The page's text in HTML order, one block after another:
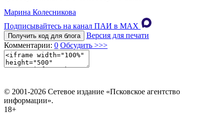
Марина Колесникова
Подписывайтесь на канал ПАИ в MAХ
Получить код для блога
Версия для печати
Комментарии: 0 Обсудить >>>
© 2001-2026 Сетевое издание «Псковское агентство
информации».
18+